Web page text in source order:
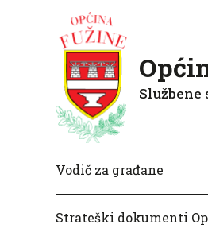
Službene
Vodič za građane
Strateški dokumenti